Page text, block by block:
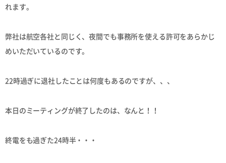
れます。
弊社は航空各社と同じく、夜間でも事務所を使える許可をあらかじ
めいただいているのです。
22時過ぎに退社したことは何度もあるのですが、、、
本日のミーティングが終了したのは、なんと！！
終電をも過ぎた24時半・・・